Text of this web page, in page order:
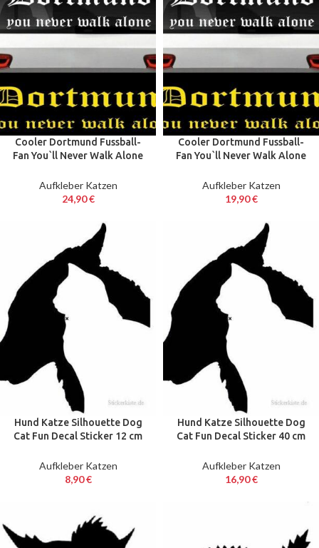
Cooler Dortmund Fussball-
Fan You`ll Never Walk Alone
Aufkleber Katzen
24,90€
Cooler Dortmund Fussball-
Fan You`ll Never Walk Alone
Aufkleber Katzen
19,90€
Hund Katze Silhouette Dog
Cat Fun Decal Sticker 12 cm
Aufkleber Katzen
8,90€
Hund Katze Silhouette Dog
Cat Fun Decal Sticker 40 cm
Aufkleber Katzen
16,90€